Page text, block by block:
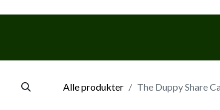
Alle produkter The Duppy Share